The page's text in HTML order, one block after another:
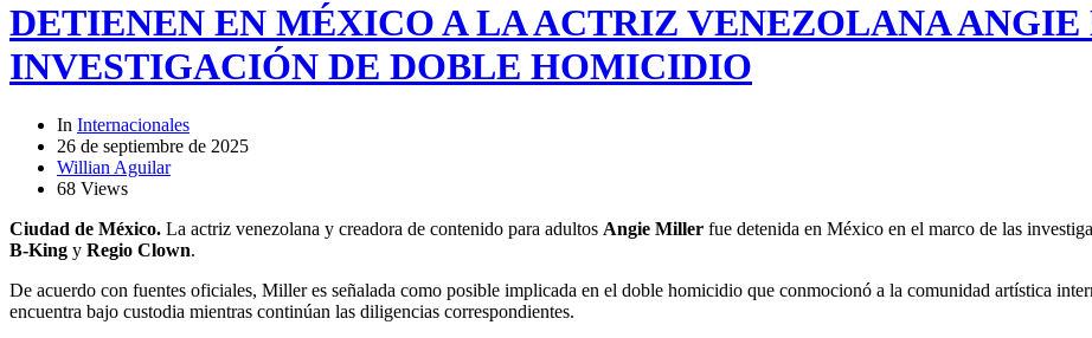
DETIENEN EN MÉXICO A LA ACTRIZ VENEZOLANA
INVESTIGACIÓN DE DOBLE HOMICIDIO
In Internacionales
26 de septiembre de 2025
Willian Aguilar
68 Views
Ciudad de México. La actriz venezolana y creadora de contenido para adultos Angie Miller fue detenida en México en el marco de las
B-King y Regio Clown.
De acuerdo con fuentes oficiales, Miller es señalada como posible implicada en el doble homicidio que conmocionó a la comunidad artística
encuentra bajo custodia mientras continúan las diligencias correspondientes.